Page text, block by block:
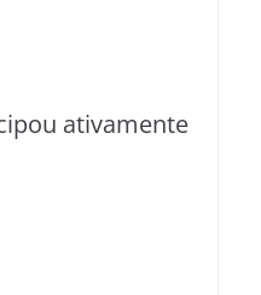
ativamente